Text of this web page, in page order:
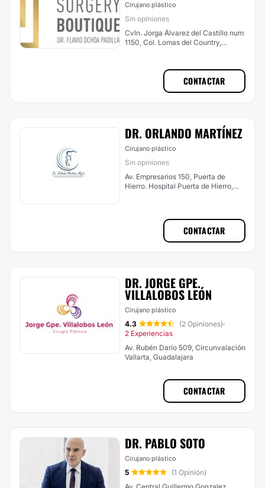
Cirujano plástico
Sin opiniones
Cvln. Jorga Álvarez del Castillo num
1150, Col. Lomas del Country,
CONTACTAR
DR. ORLANDO MARTÍNEZ
Cirujano plástico
Sin opiniones
Av. Empresarios 150, Puerta de
Hierro. Hospital Puerta de Hierro,
CONTACTAR
DR. JORGE GPE.
VILLALOBOS LEÓN
Cirujano plástico
4.3 (2 Opiniones)·
2 Experiencias
Av. Rubén Darío 509, Circunvalación
Vallarta, Guadalajara
CONTACTAR
DR. PABLO SOTO
Cirujano plástico
5
(1 Opinión)